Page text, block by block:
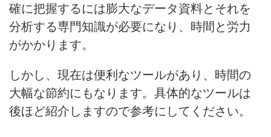
確に把握するには膨大なデータ資料とそれを
分析する専門知識が必要になり、時間と労力
がかかります。
しかし、 現在は便利なツールがあり、時間の
大幅な節約にもなります。具体的なツールは
後ほど紹介しますので参考にしてください。